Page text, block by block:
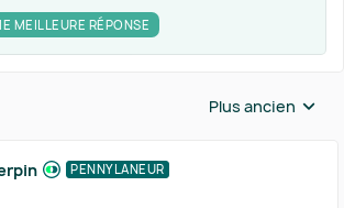
MEILLEURE RÉPONSE
Réponses triées
Plus ancien
PENNYLANEUR